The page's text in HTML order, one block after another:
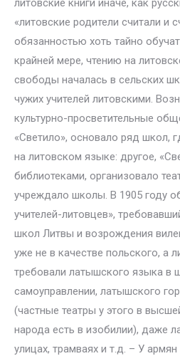
литовские книги иначе, как
«литовские родители считали и
обязанностью хоть тайно
крайней мере, чтению на
свободы началась в сельских
чужих учителей литовскими.
культурно-просветительные
«Светило», основало ряд школ,
на литовском языке: другое,
библиотеками, организовало
учреждало школы. В 1905 году
учителей-литовцев»,
школ Литвы и возрождения
уже не в качестве польского, а
требовали латышского языка в
самоуправлении, латышского
(частные театры у этого в
народа есть в изобилии), даже
улицах, трамваях и т.д. – У